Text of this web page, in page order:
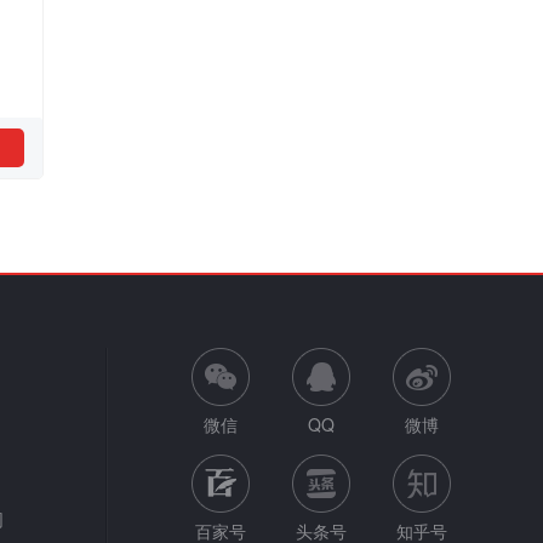
微信 QQ 微博
百家号 头条号 知乎号